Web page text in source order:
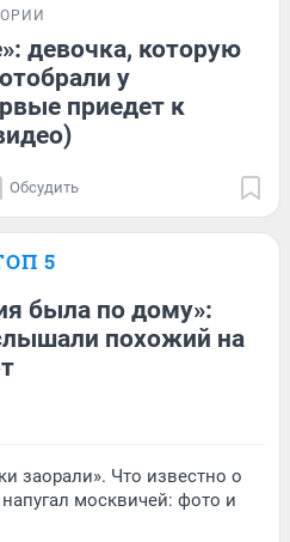
девочка, которую
у
приедет к
Обсудить
5
была по дому»:
похожий на
заорали». Что известно о
напугал москвичей: фото и